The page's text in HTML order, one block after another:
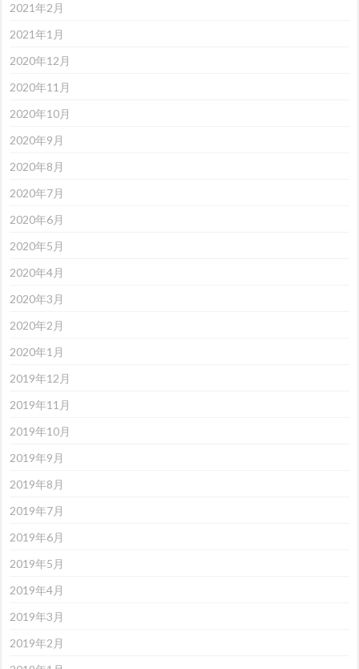
2021年2月
2021年1月
2020年12月
2020年11月
2020年10月
2020年9月
2020年8月
2020年7月
2020年6月
2020年5月
2020年4月
2020年3月
2020年2月
2020年1月
2019年12月
2019年11月
2019年10月
2019年9月
2019年8月
2019年7月
2019年6月
2019年5月
2019年4月
2019年3月
2019年2月